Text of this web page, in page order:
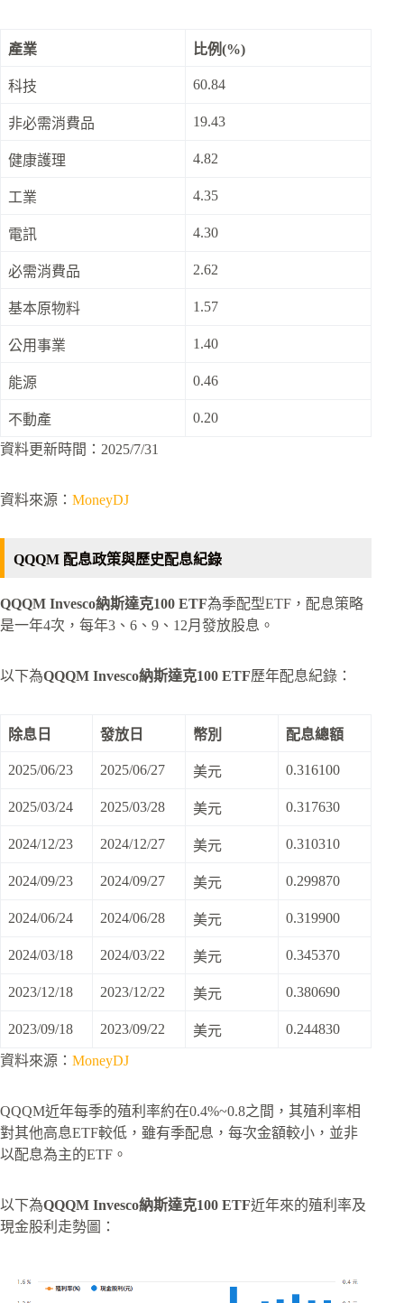
產業 比例(%)
科技 60.84
非必需消費品 19.43
健康護理 4.82
工業 4.35
電訊 4.30
必需消費品 2.62
基本原物料 1.57
公用事業 1.40
能源 0.46
不動產 0.20
資料更新時間：2025/7/31
資料來源： MoneyDJ
QQQM 配息政策與歷史配息紀錄
QQQM Invesco納斯達克100 ETF為季配型ETF，配息策略
是一年4次，每年3、6、9、12月發放股息。
以下為QQQM Invesco納斯達克100 ETF歷年配息紀錄：
除息日 發放日 幣別 配息總額
2025/06/23 2025/06/27 美元 0.316100
2025/03/24 2025/03/28 美元 0.317630
2024/12/23 2024/12/27 美元 0.310310
2024/09/23 2024/09/27 美元 0.299870
2024/06/24 2024/06/28 美元 0.319900
2024/03/18 2024/03/22 美元 0.345370
2023/12/18 2023/12/22 美元 0.380690
2023/09/18 2023/09/22 美元 0.244830
資料來源： MoneyDJ
QQQM近年每季的殖利率約在0.4%~0.8之間，其殖利率相
對其他高息ETF較低，雖有季配息，每次金額較小，並非
以配息為主的ETF。
以下為QQQM Invesco納斯達克100 ETF近年來的殖利率及
現金股利走勢圖：